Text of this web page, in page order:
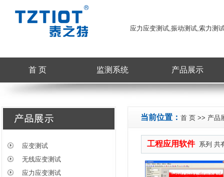
应力应变测试,振动测试,索力测
首 页 监测系统 产品展示
应变测试
无线应变测试
应力应变测试
当前位置： 首 页 >> 产品
工程应用软件 系列 共